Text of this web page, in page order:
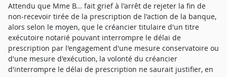
Attendu que Mme B... fait grief à l'arrêt de rejeter la fin de
non-recevoir tirée de la prescription de l'action de la banque,
alors selon le moyen, que le créancier titulaire d'un titre
exécutoire notarié pouvant interrompre le délai de
prescription par l'engagement d'une mesure conservatoire ou
d'une mesure d'exécution, la volonté du créancier
d'interrompre le délai de prescription ne saurait justifier, en